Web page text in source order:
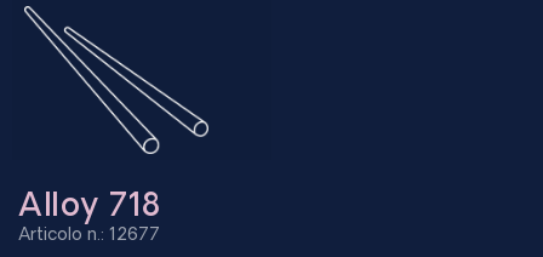
Alloy 718
Articolo n.: 12677